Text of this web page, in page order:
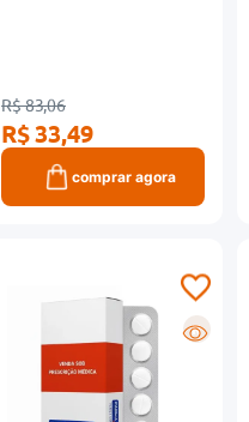
R$ 83,06
R$ 33,49
comprar agora
R